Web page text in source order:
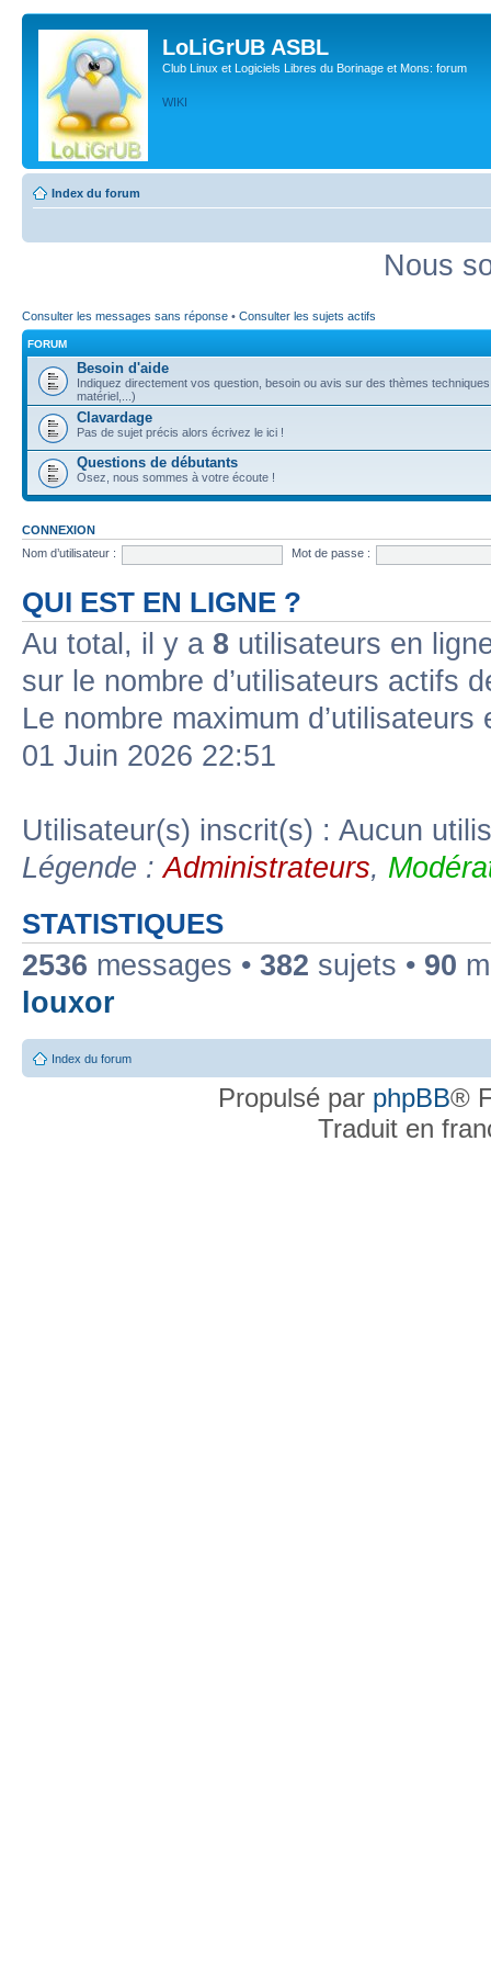
LoLiGrUB ASBL
Club Linux et Logiciels Libres du Borinage et Mons: forum
WIKI
Index du forum
Nous
Consulter les messages sans réponse • Consulter les sujets actifs
FORUM
Besoin d'aide
Indiquez directement vos question, besoin ou avis sur des thèmes
matériel,...)
Clavardage
Pas de sujet précis alors écrivez le ici !
Questions de débutants
Osez, nous sommes à votre écoute !
CONNEXION
Nom d’utilisateur :
Mot de passe :
QUI EST EN LIGNE ?
Au total, il y a 8 utilisateurs en
sur le nombre d’utilisateurs actifs
Le nombre maximum
01 Juin 2026 22:51
Utilisateur(s) inscrit(s) : Aucun
Légende :Administrateurs,
STATISTIQUES
2536 messages • 382 sujets • 90
louxor
Index du forum
Propulsé par phpBB®
Traduit en